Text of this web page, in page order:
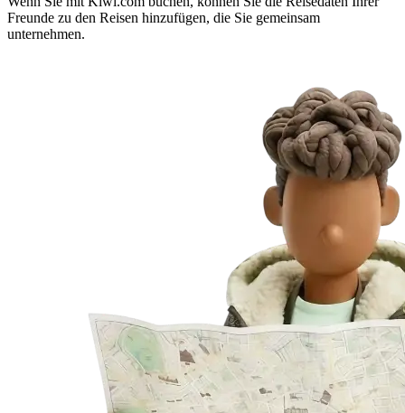
Freunde zu den Reisen hinzufügen, die Sie gemeinsam
unternehmen.